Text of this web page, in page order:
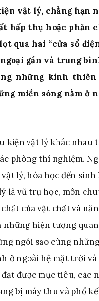
vật lý, chẳng hạn
hấp thụ hoặc phản
qua hai “cửa sổ
gần và trung
những kính thiên
miền sóng nằm ở
kiện vật lý khác nhau
phòng thí nghiệm.
lý, hóa học đến sinh
là vũ trụ học, môn
của vật chất và
hiện tượng
ngôi sao cùng những
ở ngoài hệ mặt trời và
được mục tiêu, các
bị máy thu và phổ